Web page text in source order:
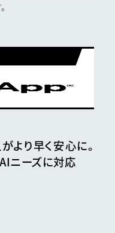
より早く安心に。
ニーズに対応